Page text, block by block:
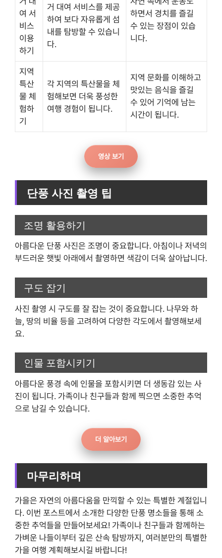
여 서
비스
이용
하기
거 대여 서비스를 제공
하여 보다 자유롭게 섬
내를 탐방할 수 있습니
다.
하면서 경치를 즐길
수 있는 장점이 있습
니다.
지역
특산
물 체
험하
기
각 지역의 특산물을 체
험해보면 더욱 풍성한
여행 경험이 됩니다.
지역 문화를 이해하고
맛있는 음식을 즐길
수 있어 기억에 남는
시간이 됩니다.
영상 보기
단풍 사진 촬영 팁
조명 활용하기
아름다운 단풍 사진은 조명이 중요합니다. 아침이나 저녁의
부드러운 햇빛 아래에서 촬영하면 색감이 더욱 살아납니다.
구도 잡기
사진 촬영 시 구도를 잘 잡는 것이 중요합니다. 나무와 하
늘, 땅의 비율 등을 고려하여 다양한 각도에서 촬영해보세
요.
인물 포함시키기
아름다운 풍경 속에 인물을 포함시키면 더 생동감 있는 사
진이 됩니다. 가족이나 친구들과 함께 찍으면 소중한 추억
으로 남길 수 있습니다.
더 알아보기
마무리하며
가을은 자연의 아름다움을 만끽할 수 있는 특별한 계절입니
다. 이번 포스트에서 소개한 다양한 단풍 명소들을 통해 소
중한 추억들을 만들어보세요! 가족이나 친구들과 함께하는
가벼운 나들이부터 깊은 산속 탐방까지, 여러분만의 특별한
가을 여행 계획해보시길 바랍니다!